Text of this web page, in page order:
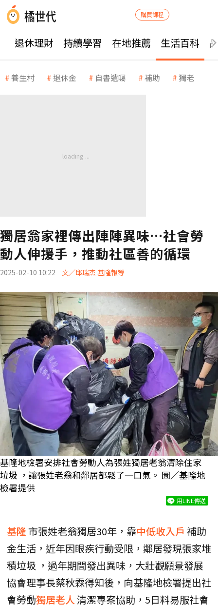
購買課程
退休理財 持續學習 在地推薦 生活百科
養生村 退休金 自書遺囑 補助 獨老
獨居翁家裡傳出陣陣異味…社會勞
動人伸援手，推動社區善的循環
2025-02-10 10:22 文／邱瑞杰 基隆報導
基隆地檢署安排社會勞動人為張姓獨居老翁清除住家
垃圾 ，讓張姓老翁和鄰居都鬆了一口氣。 圖／基隆地
檢署提供
用LINE傳送
基隆市張姓老翁獨居30年，靠中低收入戶 補助
金生活，近年因眼疾行動受限，鄰居發現張家堆
積垃圾 ，過年期間發出異味，大壯觀願景發展
協會理事長蔡秋霖得知後，向基隆地檢署提出社
會勞動獨居老人清潔專案協助，5日料易服社會